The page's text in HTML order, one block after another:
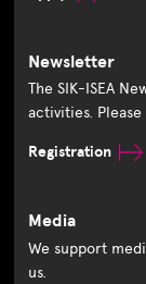
Newsletter
The SIK-ISEA
activities.
Registration
Media
We support
us.